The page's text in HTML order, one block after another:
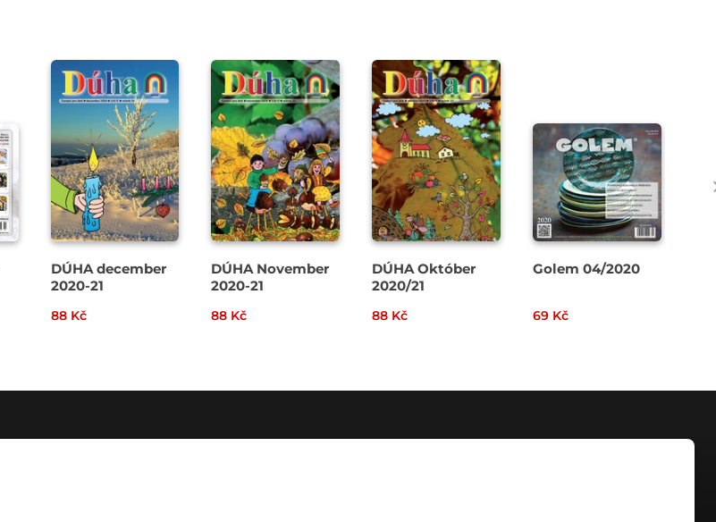
DÚHA december
2020-21
88 Kč
DÚHA November
2020-21
88 Kč
DÚHA Október
2020/21
88 Kč
Golem 04/2020
69 Kč